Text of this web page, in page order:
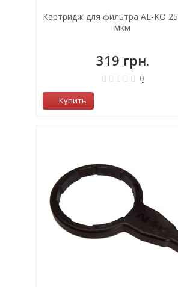
Картридж для фильтра AL-KO
мкм
319 грн.
0
Купить